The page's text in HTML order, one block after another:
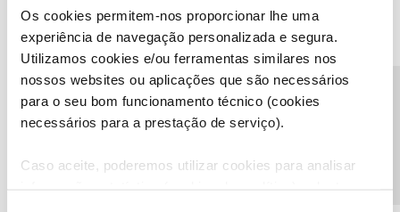
Os cookies permitem-nos proporcionar lhe uma
experiência de navegação personalizada e segura.
Utilizamos cookies e/ou ferramentas similares nos
nossos websites ou aplicações que são necessários
para o seu bom funcionamento técnico (cookies
necessários para a prestação de serviço).
Caso aceite, poderemos utilizar cookies para analisar
Descubra as novidades de julho